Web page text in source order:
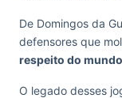
De Domingos da
defensores que
respeito do
O legado desses